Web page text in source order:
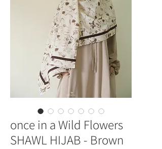
once in a Wild Flowers
SHAWL HIJAB - Brown